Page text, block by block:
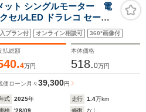
ット シングルモーター 電
セルLED ドラレコ セージ
ー ステアリングホイールヒ
アムサウンド 20インチダイ
ススマホチャージ
プラン付 オンライン相談可 360°画像付
払総額
4万円
本体価格
518.0万円
価ローン 月々39,300円
式 2025年 走行 1.4万km
検
'28/09 修復
なし